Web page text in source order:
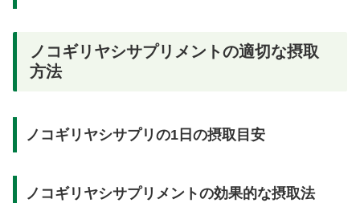
ノコギリヤシサプリメントの適切な摂取
方法
ノコギリヤシサプリの1日の摂取目安
ノコギリヤシサプリメントの効果的な摂取法